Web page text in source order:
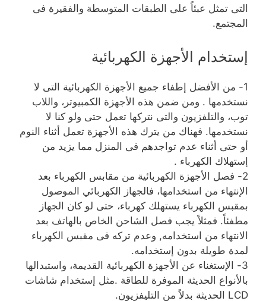
التى تمثل عبئاً على الطبقات المتوسطة والفقيرة فى
المجتمع.
إستخدام الأجهزة الكهربائية
1- من الأفضل إطفاء جميع الأجهزة الكهربائية التى لا
نستخدمها . ومن ضمن هذه الأجهزة الكمبيوتر، واللاب
توب، والتلفزيون والتى نتركها تعمل حتى ولو كنا لا
نستخدمها. فهناك من يترك هذه الأجهزة تعمل أثناء النوم
أو حتى أثناء عدم تواجدهم فى المنزل مما يزيد من
إستهلاك الكهرباء .
2- فصل الأجهزة الكهربائية من مقابس الكهرباء بعد
الإنتهاء من استخدامها، فالجهاز الكهربائي الموصول
بمقبس الكهرباء يستهلك كهرباء، حتى لو كان الجهاز
مطفئاً. فمثلاً يجب فصل الشاحن الخاص بالهاتف بعد
الانتهاء من استخدامه, وعدم تركه فى مقبس الكهرباء
لمدة طويلة بدون إستخدامه.
3- الإستغناء عن الأجهزة الكهربائية القديمة، واستبدالها
بالأنواع الحديثة الموفرة للطاقة .مثل إستخدام شاشات
LCD الحديثة بدلاً من التليفزيون.